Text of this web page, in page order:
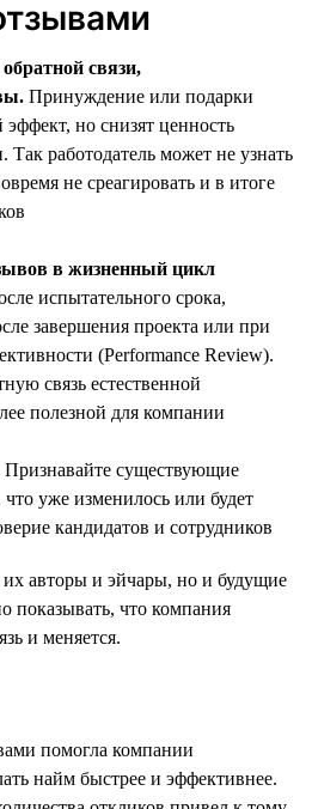
связи,
Принуждение или подарки
но снизят ценность
Так работодатель может не узнать
не среагировать и в итоге
в жизненный цикл
испытательного срока,
завершения проекта или при
(Performance Review).
связь естественной
полезной для компании
Признавайте существующие
уже изменилось или будет
кандидатов и сотрудников
авторы и эйчары, но и будущие
показывать, что компания
и меняется.
помогла компании
найм быстрее и эффективнее.